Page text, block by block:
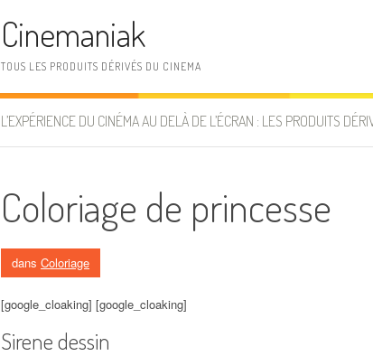
Cinemaniak
TOUS LES PRODUITS DÉRIVÉS DU CINEMA
L’EXPÉRIENCE DU CINÉMA AU DELÀ DE L’ÉCRAN : LES PRODUITS
Coloriage de princesse
dans Coloriage
[google_cloaking] [google_cloaking]
Sirene dessin